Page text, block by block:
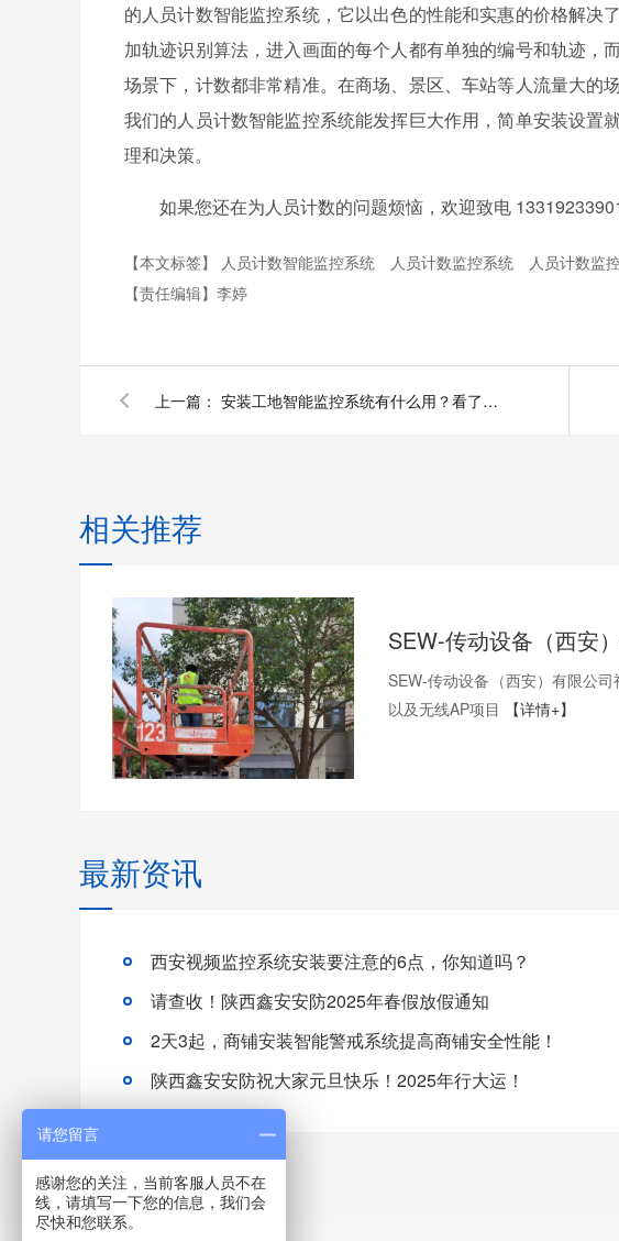
的人员计数智能监控系统，它以出色的性能和实惠的价格解决
加轨迹识别算法，进入画面的每个人都有单独的编号和轨迹，
场景下，计数都非常精准。在商场、景区、车站等人流量大的
我们的人员计数智能监控系统能发挥巨大作用，简单安装设置
理和决策。
如果您还在为人员计数的问题烦恼，欢迎致电
【本文标签】 人员计数智能监控系统 人员计数监控系统
人员计数监
【责任编辑】 李婷
上一篇： 安装工地智能监控系统有什么用？看了这4点你就知道了！
相关推荐
SEW-传动设备（西安）有限公司
以及无线AP项目
【详情+】
最新资讯
西安视频监控系统安装要注意的6点，你知道吗？
请查收！陕西鑫安安防2025年春假放假通知
2天3起，商铺安装智能警戒系统提高商铺安全性能！
陕西鑫安安防祝大家元旦快乐！2025年行大运！
请您留言
感谢您的关注，当前客服人员不在
线，请填写一下您的信息，我们会
尽快和您联系。